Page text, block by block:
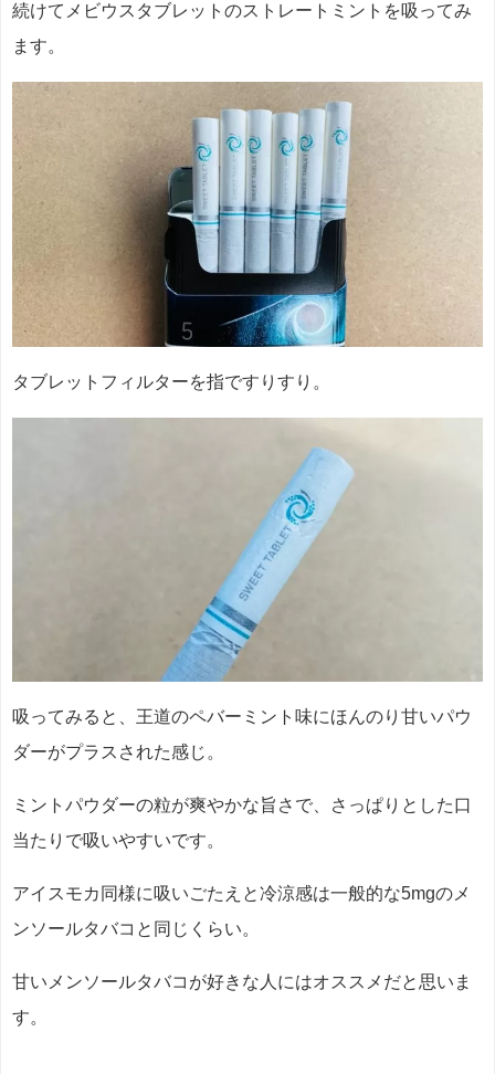
続けてメビウスタブレットのストレートミントを吸ってみ
ます。
タブレットフィルターを指ですりすり。
吸ってみると、王道のペバーミント味にほんのり甘いパウ
ダーがプラスされた感じ。
ミントパウダーの粒が爽やかな旨さで、さっぱりとした口
当たりで吸いやすいです。
アイスモカ同様に吸いごたえと冷涼感は一般的な5mgのメ
ンソールタバコと同じくらい。
甘いメンソールタバコが好きな人にはオススメだと思いま
す。